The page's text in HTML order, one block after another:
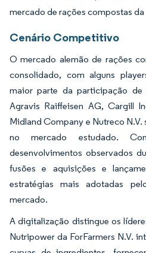
mercado de rações compostas da
Cenário Competitivo
O mercado alemão de rações
consolidado, com alguns
maior parte da participação de
Agravis Raiffeisen AG, Cargill
Midland Company e Nutreco
no mercado estudado.
desenvolvimentos observados
fusões e aquisições e
estratégias mais adotadas
mercado.
A digitalização distingue os
Nutripower da ForFarmers N.V.